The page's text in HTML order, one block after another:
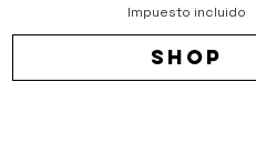
Impuesto incluido
shop